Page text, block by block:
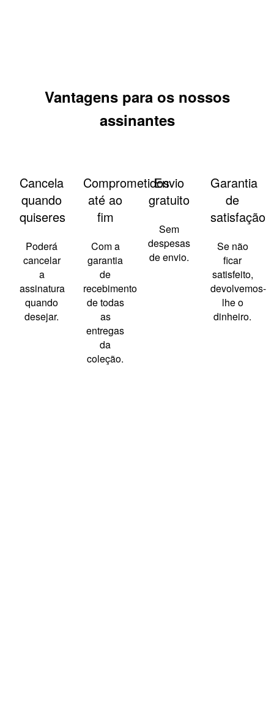
Vantagens para os nossos
assinantes
Cancela
quando
quiseres
Poderá
cancelar
a
assinatura
quando
desejar.
Comprometidos
até ao
fim
Com a
garantia
de
recebimento
de todas
as
entregas
da
coleção.
Envio
gratuito
Sem
despesas
de envio.
Garantia
de
satisfação
Se não
ficar
satisfeito,
devolvemos-
lhe o
dinheiro.